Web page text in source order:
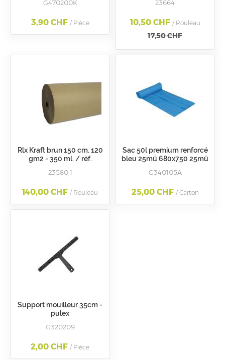
G470200K
3,90 CHF / Pièce
23664
10,50 CHF / Rouleau
17,50 CHF
Rlx Kraft brun 150 cm. 120
gm2 - 350 ml. / réf.
23580.1
140,00 CHF / Rouleau
Sac 50l premium renforcé
bleu 25mü 680x750 25mü
G340105A
25,00 CHF / Carton
Support mouilleur 35cm -
pulex
G320209
2,00 CHF / Pièce